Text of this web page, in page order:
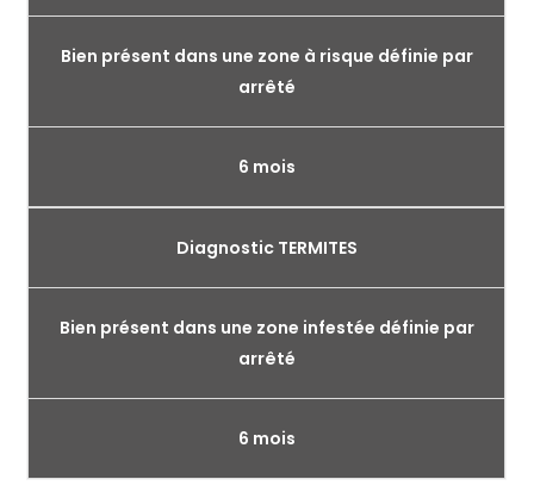
Bien présent dans une zone à risque définie par
arrêté
6 mois
Diagnostic TERMITES
Bien présent dans une zone infestée définie par
arrêté
6 mois